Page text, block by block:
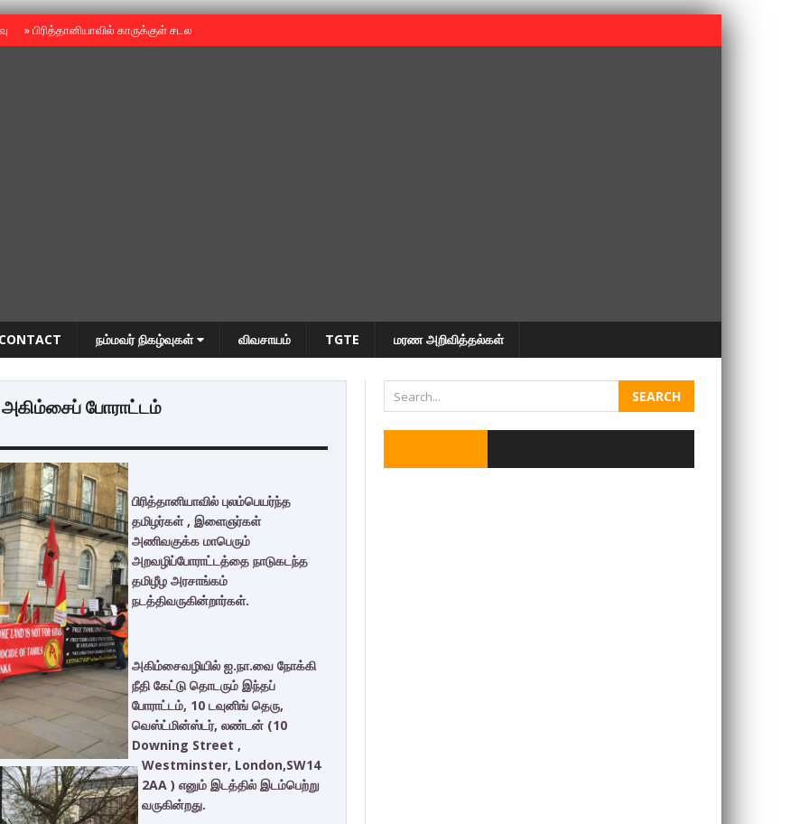
»பிரித்தானியாவில் காருக்குள் சடலம் -தமிழருடையதா ?
CONTACT நம்மவர் நிகழ்வுகள் விவசாயம் TGTE மரண அறிவித்தல்கள்
அகிம்சைப் போராட்டம்
பிரித்தானியாவில் புலம்பெயர்ந்த
தமிழர்கள் , இளைஞர்கள்
அணிவகுக்க மாபெரும்
அறவழிப்போராட்டத்தை நாடுகடந்த
தமிழீழ அரசாங்கம்
நடத்திவருகின்றார்கள்.
அகிம்சைவழியில் ஐ.நா.வை நோக்கி
நீதி கேட்டு தொடரும் இந்தப்
போராட்டம், 10 டவுனிங் தெரு,
வெஸ்ட்மின்ஸ்டர், லண்டன் (10
Downing Street ,
Westminster, London,SW14
2AA ) எனும் இடத்தில் இடம்பெற்று
வருகின்றது.